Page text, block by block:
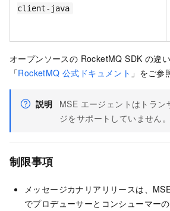
client-java
オープンソースの RocketMQ SDK の違い
「RocketMQ 公式ドキュメント 」をご参
説明
MSE エージェントはトラン
ジをサポートしていません。
制限事項
メッセージカナリアリリースは、
でプロデューサーとコンシューマーの